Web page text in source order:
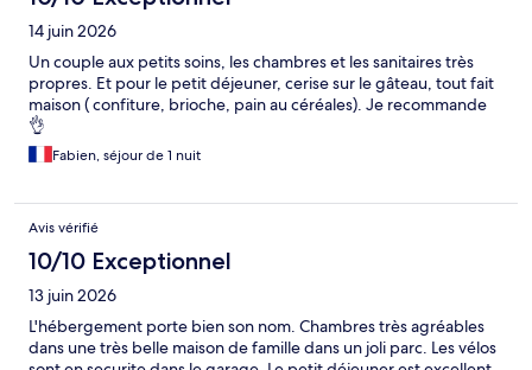
14 juin 2026
Un couple aux petits soins, les chambres et les sanitaires très
propres. Et pour le petit déjeuner, cerise sur le gâteau, tout fait
maison ( confiture, brioche, pain au céréales). Je recommande
👌
Fabien, séjour de 1 nuit
Avis vérifié
10/10 Exceptionnel
13 juin 2026
L'hébergement porte bien son nom. Chambres très agréables
dans une très belle maison de famille dans un joli parc. Les vélos